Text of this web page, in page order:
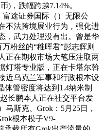
)，跌幅跨越7.14%。
富途证券国际（）无限公
不法跨境展业行为，强化进
，武力处理没有出。曾是华
粉丝的“稚晖君”彭志辉则
正在期权市场大笔压注取两
灯塔专业版，正在卡塔尔斡
近乌克兰军事和行政根本设
体管密度将达到1.4纳米制
长鹏本人正在社交平台发
斯克、Grok：5月25日，
根本模子V9-